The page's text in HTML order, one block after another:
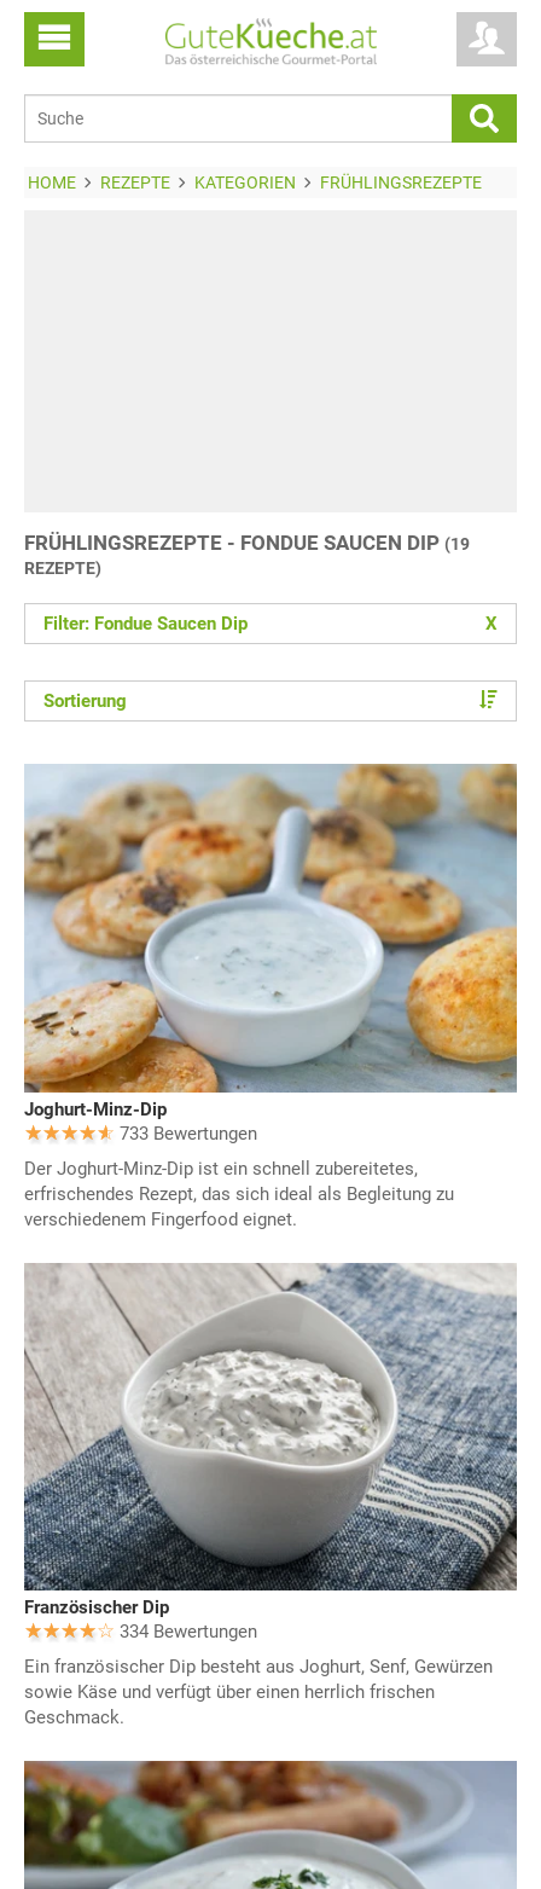
HOME REZEPTE KATEGORIEN FRÜHLINGSREZEPTE
FRÜHLINGSREZEPTE - FONDUE SAUCEN DIP (19
REZEPTE)
Filter: Fondue Saucen Dip X
Sortierung
Joghurt-Minz-Dip
733 Bewertungen
Der Joghurt-Minz-Dip ist ein schnell zubereitetes,
erfrischendes Rezept, das sich ideal als Begleitung zu
verschiedenem Fingerfood eignet.
Französischer Dip
334 Bewertungen
Ein französischer Dip besteht aus Joghurt, Senf, Gewürzen
sowie Käse und verfügt über einen herrlich frischen
Geschmack.